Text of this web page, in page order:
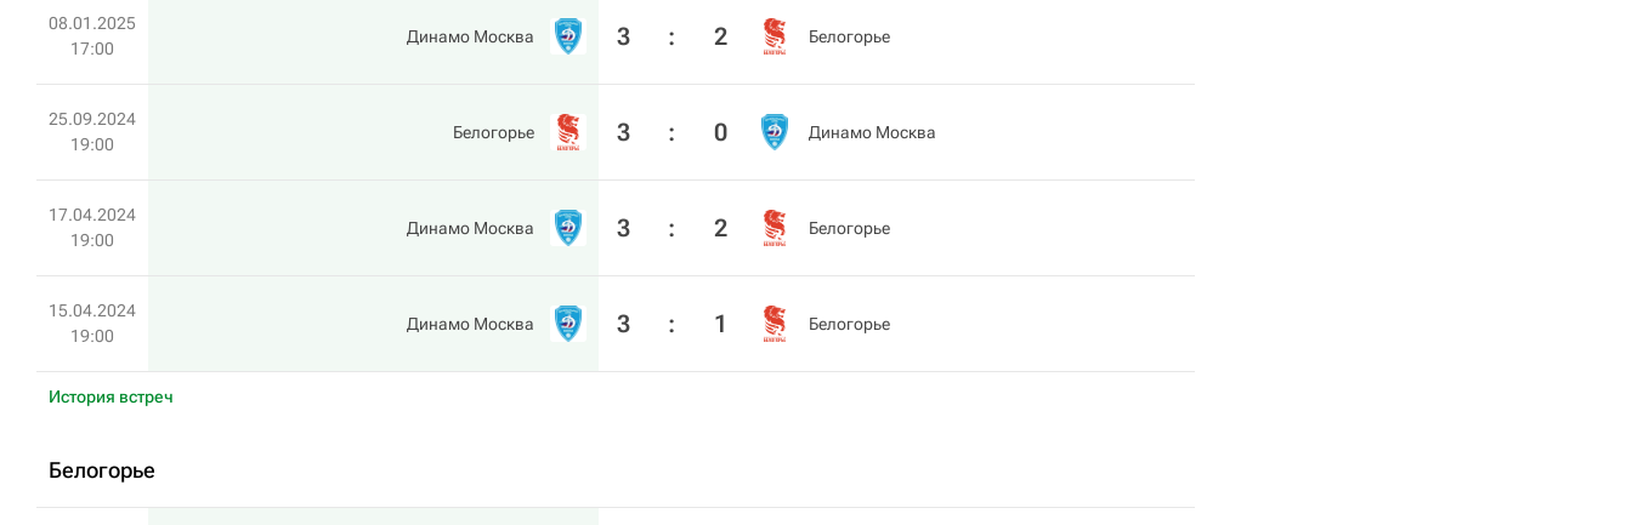
08.01.2025
17:00
Динамо Москва 3 : 2 Белогорье
25.09.2024
19:00
Белогорье 3 : 0 Динамо Москва
17.04.2024
19:00
Динамо Москва 3 : 2 Белогорье
15.04.2024
19:00
Динамо Москва 3 : 1 Белогорье
История встреч
Белогорье